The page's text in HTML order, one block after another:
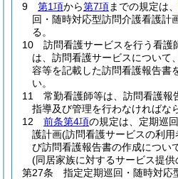
9
第1項から第7項までの規定は、
回・随時対応型訪問介護看護計
る。
10
訪問看護サービスを行う看護
は、訪問看護サービスについて
容等を記載した訪問看護報告書
い。
11
常勤看護師等は、訪問看護報
指導及び管理を行わなければな
12
前条第4項の規定は、定期巡
護計画(訪問看護サービスの利
び訪問看護報告書の作成につい
(同居家族に対するサービス提供
第27条
指定定期巡回・随時対応